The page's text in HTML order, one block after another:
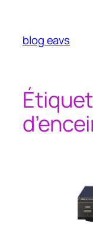
contenu
blog eavs